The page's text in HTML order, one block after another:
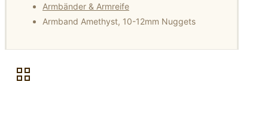
Armbänder & Armreife
Armband Amethyst, 10-12mm Nuggets